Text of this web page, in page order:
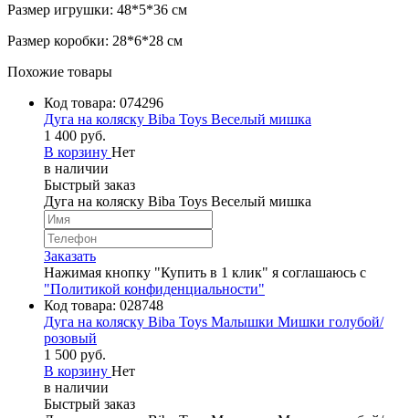
Размер игрушки: 48*5*36 см
Размер коробки: 28*6*28 см
Похожие товары
Код товара: 074296
Дуга на коляску Biba Toys Веселый мишка
1 400 руб.
В корзину Нет
в наличии
Быстрый заказ
Дуга на коляску Biba Toys Веселый мишка
Заказать
Нажимая кнопку "Купить в 1 клик" я соглашаюсь с
"Политикой конфиденциальности"
Код товара: 028748
Дуга на коляску Biba Toys Малышки Мишки голубой/
розовый
1 500 руб.
В корзину Нет
в наличии
Быстрый заказ